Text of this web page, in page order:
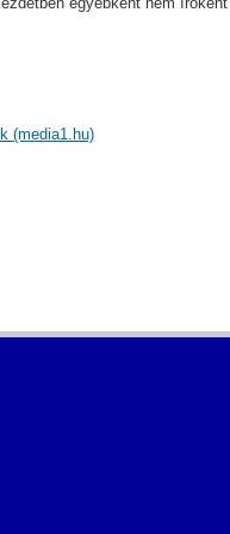
(media1.hu)